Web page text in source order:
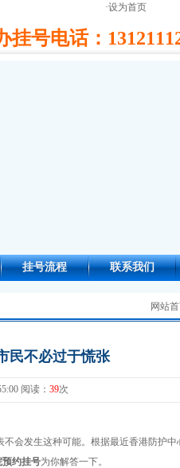
·设为首页
挂号电话：
挂号流程 联系我们
网站
民不必过于慌张
阅读： 39次
会发生这种可能。根据最近香港防护中
预约挂号为你解答一下。